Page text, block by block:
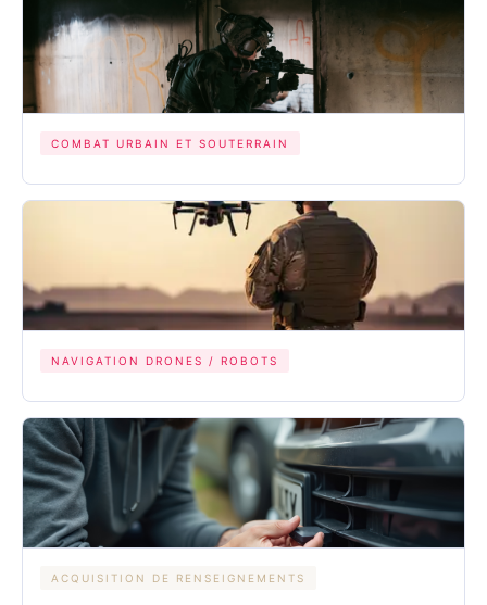
COMBAT URBAIN ET SOUTERRAIN
NAVIGATION DRONES / ROBOTS
ACQUISITION DE RENSEIGNEMENTS